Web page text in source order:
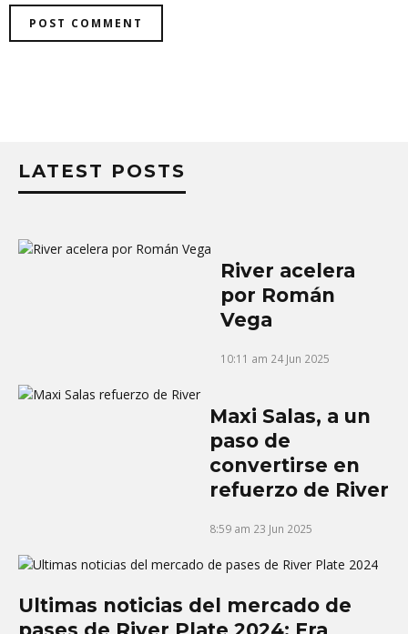
LATEST POSTS
River acelera
por Román
Vega
10:11 am 24 Jun 2025
Maxi Salas, a un
paso de
convertirse en
refuerzo de River
8:59 am 23 Jun 2025
Ultimas noticias del mercado de